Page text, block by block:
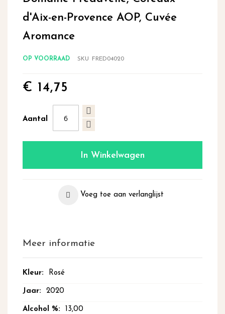
begin
van
de
d'Aix-en-Provence AOP, Cuvée
Aromance
OP VOORRAAD SKU FRED04020
€ 14,75
Aantal
In Winkelwagen
Voeg toe aan verlanglijst
Meer informatie
Meer
Rosé
2020
13,00